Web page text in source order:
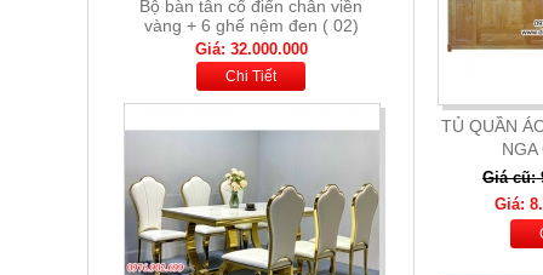
Bộ bàn tân cổ điển chân viền
vàng + 6 ghế nệm kem ( 01)
Giá: 32.000.000
Chi Tiết
TỦ QUẦN
NGA
Giá cũ:
Giá: